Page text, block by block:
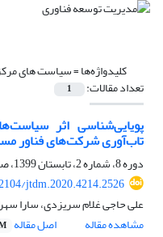
کلیدواژه‌ها =سیاست های
تعداد مقالات: 1
پویایی‌شناسی اثر
تاب‌آوری شرکت‌های فناور
دوره 8، شماره 2، تابستان 1399، صفحه
jtdm.2020.4214.2526
علی حاجی غلام سریزدی، سارا
مشاهده مقاله
اصل مقاله